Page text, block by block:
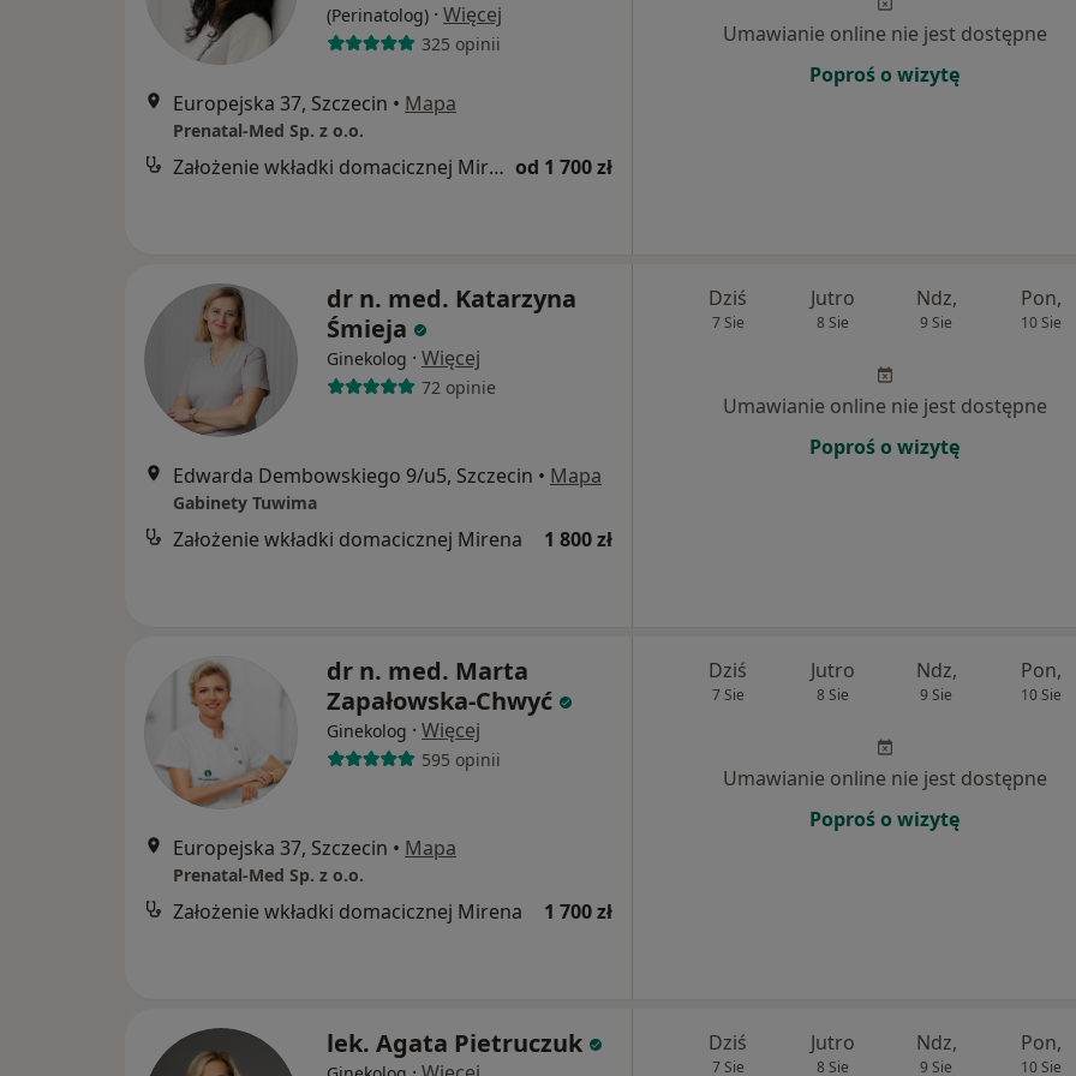
(Perinatolog) · Więcej
325 opinii
Europejska 37, Szczecin • Mapa
Prenatal-Med Sp. z o.o.
Założenie wkładki domacicznej Mirena od 1 700 zł
Umawianie online nie jest dostępne
Poproś o wizytę
dr n. med. Katarzyna
Śmieja
Ginekolog · Więcej
72 opinie
Edwarda Dembowskiego 9/u5, Szczecin • Mapa
Gabinety Tuwima
Założenie wkładki domacicznej Mirena 1 800 zł
Dziś
7 Sie
Jutro
8 Sie
Ndz,
9 Sie
Pon,
10 Sie
Umawianie online nie jest dostępne
Poproś o wizytę
dr n. med. Marta
Zapałowska-Chwyć
Ginekolog · Więcej
595 opinii
Europejska 37, Szczecin • Mapa
Prenatal-Med Sp. z o.o.
Założenie wkładki domacicznej Mirena 1 700 zł
Dziś
7 Sie
Jutro
8 Sie
Ndz,
9 Sie
Pon,
10 Sie
Umawianie online nie jest dostępne
Poproś o wizytę
lek. Agata Pietruczuk Dziś
7 Sie
Jutro
8 Sie
Ndz,
9 Sie
Pon,
10 Sie